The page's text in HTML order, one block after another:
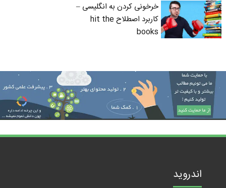
خرخونی کردن به انگلیسی –
کاربرد اصطلاح hit the
books
اندروید